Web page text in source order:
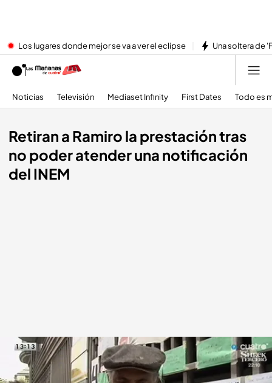
Los lugares donde mejor se va a ver el eclipse Una soltera de
Noticias Televisión Mediaset Infinity First Dates Todo es
Retiran a Ramiro la prestación tras
no poder atender una notificación
del INEM
cuatro.com
18 JUL 2014 - 14:53h.